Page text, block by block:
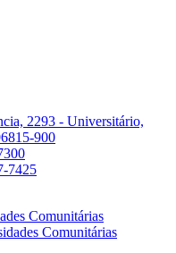
2293 - Universitário,
900
7425